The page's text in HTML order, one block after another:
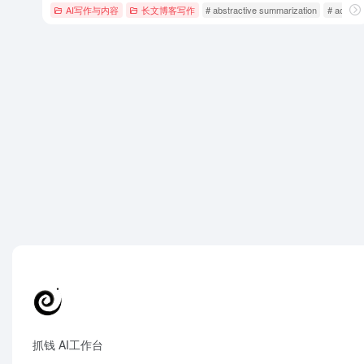
AI写作与内容 长文博客写作 # abstractive summarization #
抓钱 AI工作台